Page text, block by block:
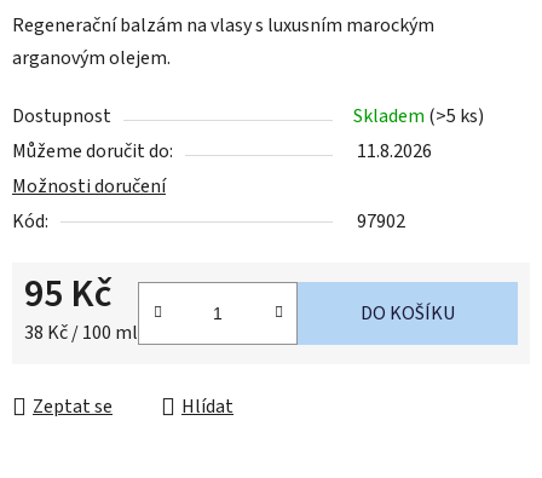
Regenerační balzám na vlasy s luxusním marockým
arganovým olejem.
Dostupnost Skladem (>5 ks)
Můžeme doručit do:
11.8.2026
Možnosti doručení
Kód:
97902
95 Kč
Měrná cena:
38 Kč / 100 ml
DO KOŠÍKU
Zeptat se Hlídat